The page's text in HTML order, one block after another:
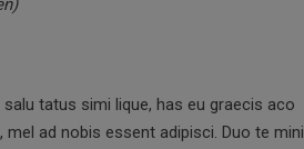
tatus simi lique, has eu graecis aco
ad nobis essent adipisci. Duo te mini